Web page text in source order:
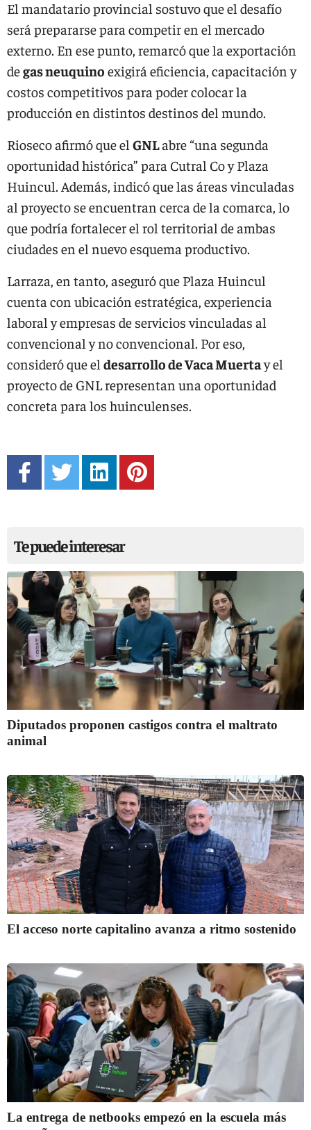
El mandatario provincial sostuvo que el desafío
será prepararse para competir en el mercado
externo. En ese punto, remarcó que la exportación
degas neuquino exigirá eficiencia, capacitación y
costos competitivos para poder colocar la
producción en distintos destinos del mundo.
Rioseco afirmó que el GNLabre “una segunda
oportunidad histórica” para Cutral Co y Plaza
Huincul. Además, indicó que las áreas vinculadas
al proyecto se encuentran cerca de la comarca, lo
que podría fortalecer el rol territorial de ambas
ciudades en el nuevo esquema productivo.
Larraza, en tanto, aseguró que Plaza Huincul
cuenta con ubicación estratégica, experiencia
laboral y empresas de servicios vinculadas al
convencional y no convencional. Por eso,
consideró que el desarrollo de Vaca Muertay el
proyecto de GNL representan una oportunidad
concreta para los huinculenses.
Te puede interesar
Diputados proponen castigos contra el maltrato
animal
El acceso norte capitalino avanza a ritmo sostenido
La entrega de netbooks empezó en la escuela más